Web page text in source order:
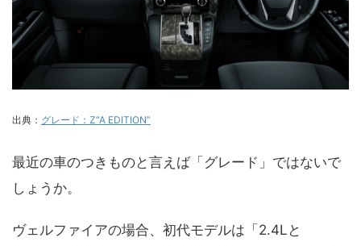
出典： グレード：Z“A EDITION”
最近の車のつきものと言えば「グレード」ではないで
しょうか。
ヴェルファイアの場合、初代モデルは「2.4Lと